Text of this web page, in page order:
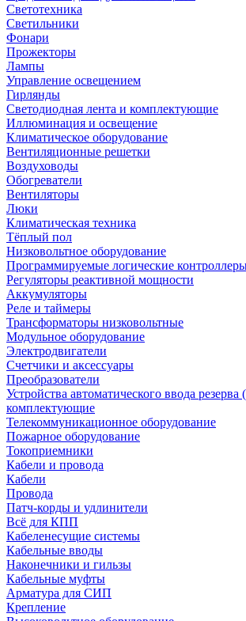
Светотехника
Светильники
Фонари
Прожекторы
Лампы
Управление освещением
Гирлянды
Светодиодная лента и комплектующие
Иллюминация и освещение
Климатическое оборудование
Вентиляционные решетки
Воздуховоды
Обогреватели
Вентиляторы
Люки
Климатическая техника
Тёплый пол
Низковольтное оборудование
Программируемые логические
Регуляторы реактивной мощности
Аккумуляторы
Реле и таймеры
Трансформаторы низковольтные
Модульное оборудование
Электродвигатели
Счетчики и аксессуары
Преобразователи
Устройства автоматического ввода
комплектующие
Телекоммуникационное оборудование
Пожарное оборудование
Токоприемники
Кабели и провода
Кабели
Провода
Патч-корды и удлинители
Всё для КПП
Кабеленесущие системы
Кабельные вводы
Наконечники и гильзы
Кабельные муфты
Арматура для СИП
Крепление